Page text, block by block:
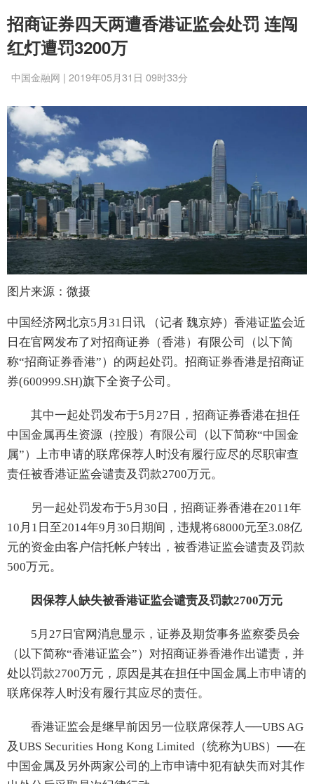
招商证券四天两遭香港证监会处罚 连闯
红灯遭罚3200万
中国金融网 | 2019年05月31日 09时33分
图片来源：微摄
中国经济网北京5月31日讯 （记者 魏京婷）香港证监会近
日在官网发布了对招商证券（香港）有限公司（以下简
称“招商证券香港”）的两起处罚。招商证券香港是招商证
券(600999.SH)旗下全资子公司。
其中一起处罚发布于5月27日，招商证券香港在担任
中国金属再生资源（控股）有限公司（以下简称“中国金
属”）上市申请的联席保荐人时没有履行应尽的尽职审查
责任被香港证监会谴责及罚款2700万元。
另一起处罚发布于5月30日，招商证券香港在2011年
10月1日至2014年9月30日期间，违规将68000元至3.08亿
元的资金由客户信托帐户转出，被香港证监会谴责及罚款
500万元。
因保荐人缺失被香港证监会谴责及罚款2700万元
5月27日官网消息显示，证券及期货事务监察委员会
（以下简称“香港证监会”）对招商证券香港作出谴责，并
处以罚款2700万元，原因是其在担任中国金属上市申请的
联席保荐人时没有履行其应尽的责任。
香港证监会是继早前因另一位联席保荐人──UBS AG
及UBS Securities Hong Kong Limited（统称为UBS）──在
中国金属及另外两家公司的上市申请中犯有缺失而对其作